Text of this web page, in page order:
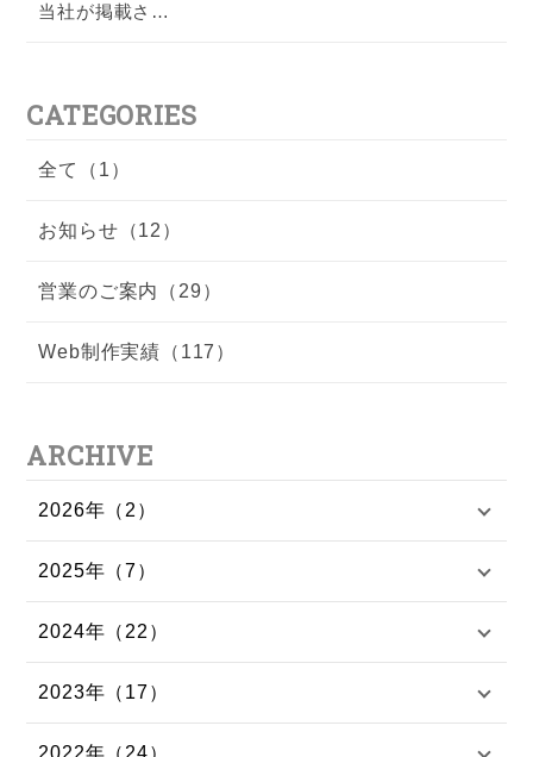
当社が掲載さ…
CATEGORIES
全て（1）
お知らせ（12）
営業のご案内（29）
Web制作実績（117）
ARCHIVE
2026年（2）
2025年（7）
2024年（22）
2023年（17）
2022年（24）